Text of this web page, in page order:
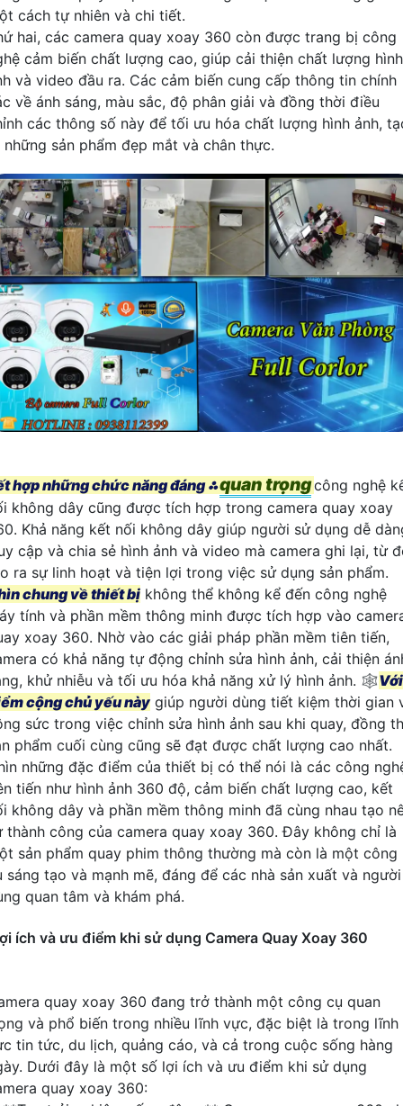
cách tự nhiên và chi tiết.
hai, các camera quay xoay 360 còn được trang bị công
cảm biến chất lượng cao, giúp cải thiện chất lượng hình
và video đầu ra. Các cảm biến cung cấp thông tin chính
về ánh sáng, màu sắc, độ phân giải và đồng thời điều
các thông số này để tối ưu hóa chất lượng hình ảnh,
những sản phẩm đẹp mắt và chân thực.
hợp những chức năng đáng ⁂quan trọngcông nghệ
không dây cũng được tích hợp trong camera quay xoay
Khả năng kết nối không dây giúp người sử dụng dễ
cập và chia sẻ hình ảnh và video mà camera ghi lại, từ
ra sự linh hoạt và tiện lợi trong việc sử dụng sản phẩm.
chung về thiết bị không thể không kể đến công nghệ
tính và phần mềm thông minh được tích hợp vào
xoay 360. Nhờ vào các giải pháp phần mềm tiên tiến,
có khả năng tự động chỉnh sửa hình ảnh, cải thiện
khử nhiễu và tối ưu hóa khả năng xử lý hình ảnh. 🕸️Với
cộng chủ yếu này giúp người dùng tiết kiệm thời gian
sức trong việc chỉnh sửa hình ảnh sau khi quay, đồng
phẩm cuối cùng cũng sẽ đạt được chất lượng cao nhất.
những đặc điểm của thiết bị có thể nói là các công
tiến như hình ảnh 360 độ, cảm biến chất lượng cao, kết
không dây và phần mềm thông minh đã cùng nhau tạo
thành công của camera quay xoay 360. Đây không chỉ là
sản phẩm quay phim thông thường mà còn là một công
sáng tạo và mạnh mẽ, đáng để các nhà sản xuất và người
quan tâm và khám phá.
ích và ưu điểm khi sử dụng Camera Quay Xoay 360
quay xoay 360 đang trở thành một công cụ quan
và phổ biến trong nhiều lĩnh vực, đặc biệt là trong lĩnh
tin tức, du lịch, quảng cáo, và cả trong cuộc sống hàng
Dưới đây là một số lợi ích và ưu điểm khi sử dụng
quay xoay 360: